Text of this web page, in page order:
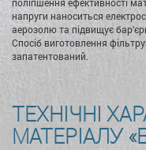
напруги наноситься
аерозолю та підвищує
Спосіб виготовлення
запатентований.
ТЕХНІЧНІ
МАТЕРІАЛУ